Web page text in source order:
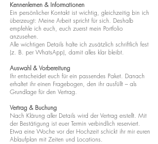
Kennenlernen & Informationen
Ein persönlicher Kontakt ist wichtig, gleichzeitig bin ich
überzeugt: Meine Arbeit spricht für sich. Deshalb
empfehle ich euch, euch zuerst mein Portfolio
anzusehen.
Alle wichtigen Details halte ich zusätzlich schriftlich fest
(z. B. per WhatsApp), damit alles klar bleibt.
Auswahl & Vorbereitung
Ihr entscheidet euch für ein passendes Paket. Danach
erhaltet ihr einen Fragebogen, den ihr ausfüllt – als
Grundlage für den Vertrag.
Vertrag & Buchung
Nach Klärung aller Details wird der Vertrag erstellt. Mit
der Bestätigung ist euer Termin verbindlich reserviert.
Etwa eine Woche vor der Hochzeit schickt ihr mir euren
Ablaufplan mit Zeiten und Locations.